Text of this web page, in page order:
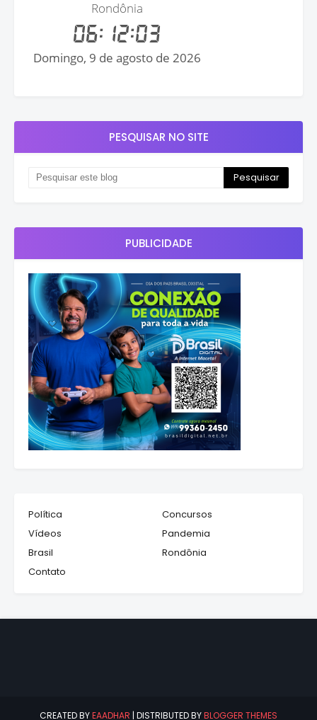
PESQUISAR NO SITE
PUBLICIDADE
Política
Concursos
Vídeos
Pandemia
Brasil
Rondônia
Contato
CREATED BYEAADHAR | DISTRIBUTED BYBLOGGER THEMES